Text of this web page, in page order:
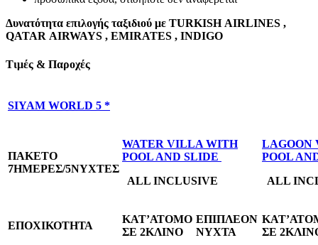
Δυνατότητα επιλογής ταξιδιού με TURKISH AIRLINES ,
QATAR AIRWAYS , EMIRATES , INDIGO
Τιμές & Παροχές
SIYAM WORLD 5 *
ΠΑΚΕΤΟ
7ΗΜΕΡΕΣ/5ΝΥΧΤΕΣ
WATER VILLA WITH
POOL AND SLIDE
ALL INCLUSIVE
LAGOON
POOL
ALL
ΕΠΟΧΙΚΟΤΗΤΑ
KAT’ΑΤΟΜΟ
ΣΕ 2ΚΛΙΝΟ
ΕΠΙΠΛΕΟΝ
ΝΥΧΤΑ
KAT’
ΣΕ